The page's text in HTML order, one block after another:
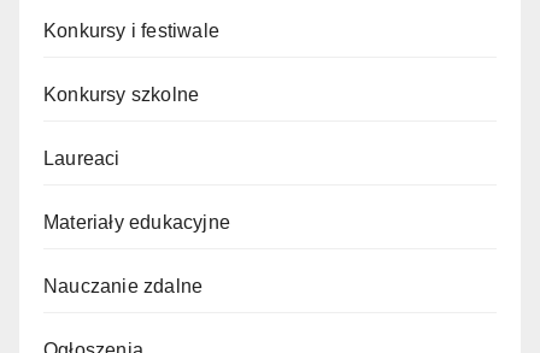
Konkursy i festiwale
Konkursy szkolne
Laureaci
Materiały edukacyjne
Nauczanie zdalne